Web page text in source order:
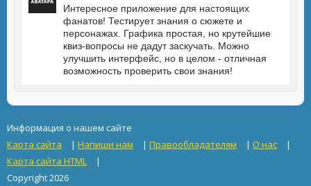
Интересное приложение для настоящих
фанатов! Тестирует знания о сюжете и
персонажах. Графика простая, но крутейшие
квиз-вопросы не дадут заскучать. Можно
улучшить интерфейс, но в целом - отличная
возможность проверить свои знания!
Информация о нашем сайте
Карта сайта
| Напиши нам | Правообладателям | О нас
|
Карта сайта HTML
|
Copyright 2026